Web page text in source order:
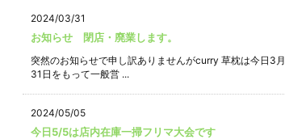
2024/03/31
お知らせ 閉店・廃業します。
突然のお知らせで申し訳ありませんがcurry 草枕は今日3月
31日をもって一般営 ...
2024/05/05
今日5/5は店内在庫一掃フリマ大会です